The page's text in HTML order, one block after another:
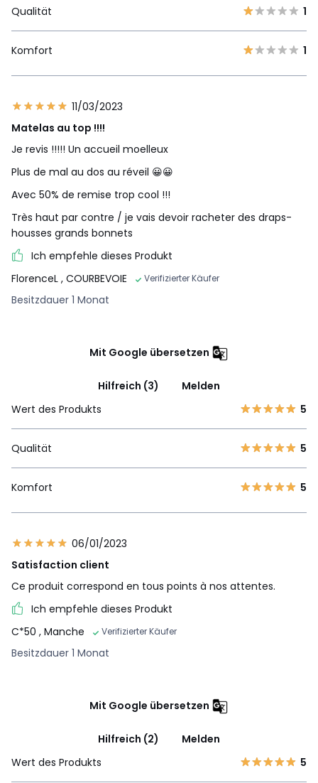
Qualität 1
Komfort 1
11/03/2023
Matelas au top !!!!
Je revis !!!!! Un accueil moelleux
Plus de mal au dos au réveil 😀😀
Avec 50% de remise trop cool !!!
Très haut par contre / je vais devoir racheter des draps-
housses grands bonnets
Ich empfehle dieses Produkt
FlorenceL , COURBEVOIE Verifizierter Käufer
Besitzdauer 1 Monat
Mit Google übersetzen
Hilfreich (3)
Melden
Wert des Produkts
5
Qualität 5
Komfort 5
06/01/2023
Satisfaction client
Ce produit correspond en tous points à nos attentes.
Ich empfehle dieses Produkt
C*50 , Manche Verifizierter Käufer
Besitzdauer 1 Monat
Mit Google übersetzen
Hilfreich (2)
Melden
Wert des Produkts
5